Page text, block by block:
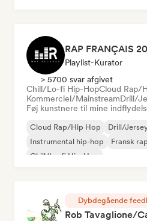
Playlist-Kurator
> 5700 svar afgivet
Chill/Lo-fi Hip-HopCloud Rap/
Kommerciel/MainstreamDrill/
Føj kunstnere til mine
Cloud Rap/Hip Hop Drill/
Instrumental hip-hop
Fransk rap
Chill/Lo-fi Hip-Hop
Dybdegående
Rob Tavaglione/